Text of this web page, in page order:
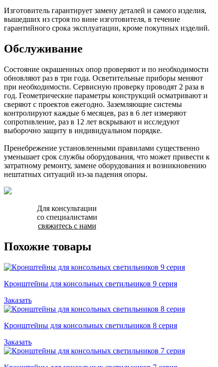
Изготовитель гарантирует замену деталей и самого изделия,
вышедших из строя по вине изготовителя, в течение
гарантийного срока эксплуатации, кроме покупных изделий.
Обслуживание
Состояние окрашенных опор проверяют и по необходимости
обновляют раз в три года. Осветительные приборы меняют
при необходимости. Сервисную проверку проводят 2 раза в
год. Геометрические параметры конструкций осматривают и
сверяют с проектов ежегодно. Заземляющие системы
контролируют каждые 6 месяцев, раз в 6 лет измеряют
сопротивление, раз в 12 лет вскрывают и исследуют
выборочно защиту в индивидуальном порядке.
Пренебрежение установленными правилами существенно
уменьшает срок службы оборудования, что может привести к
затратному ремонту, замене оборудования и возникновению
нештатных ситуаций из-за падения опоры.
Для консультации
со специалистами
свяжитесь с нами
Похожие товары
Кронштейны для консольных светильников 9 серия
Заказать
Кронштейны для консольных светильников 8 серия
Заказать